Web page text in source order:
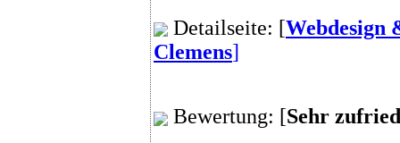
Detailseite: [Webdesign
Clemens]
Bewertung: [Sehr